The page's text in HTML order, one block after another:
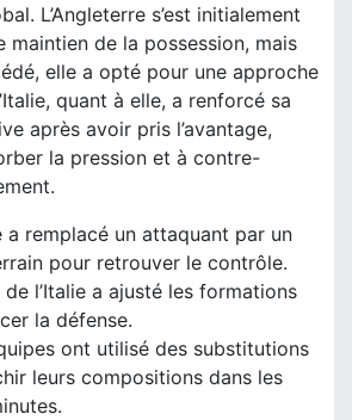
L’Angleterre s’est initialement
maintien de la possession, mais
elle a opté pour une approche
quant à elle, a renforcé sa
après avoir pris l’avantage,
la pression et à contre-
a remplacé un attaquant par un
pour retrouver le contrôle.
de l’Italie a ajusté les formations
la défense.
ont utilisé des substitutions
leurs compositions dans les